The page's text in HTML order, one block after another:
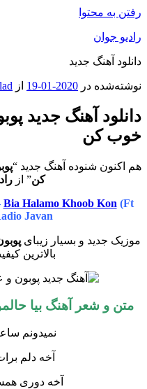
رفتن به محتوا
رادیو جوان
دانلود آهنگ جدید
نوشته‌شده در 2020-01-19 از
دانلود آهنگ جدید
خوب کن
هم اکنون شنوده آهنگ جدید “
کن” از
Bia Halamo Khoob Kon (Ft
Javan
موزیک جدید و بسیار زیبای
بالاترین
متن و شعر آهنگ بیا
نمیدونم
آخه دلم
آخه دوری